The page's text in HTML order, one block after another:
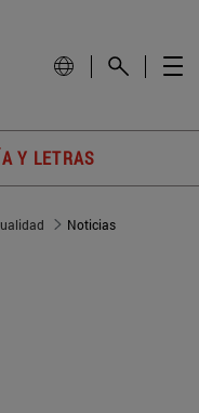
Y LETRAS
Noticias